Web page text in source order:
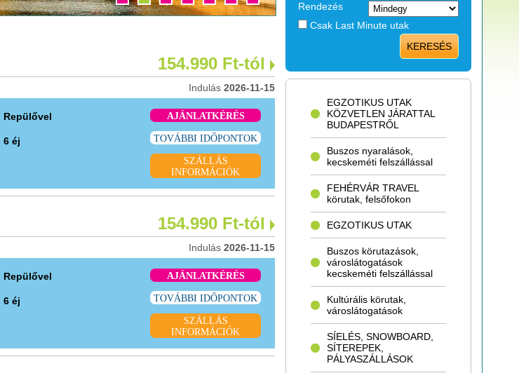
154.990 Ft-tól
Indulás 2026-11-15
Repülővel
6 éj
AJÁNLATKÉRÉS
TOVÁBBI IDŐPONTOK
SZÁLLÁS
INFORMÁCIÓK
154.990 Ft-tól
Indulás 2026-11-15
Repülővel
6 éj
AJÁNLATKÉRÉS
TOVÁBBI IDŐPONTOK
SZÁLLÁS
INFORMÁCIÓK
Rendezés
Csak Last Minute utak
KERESÉS
EGZOTIKUS UTAK
KÖZVETLEN JÁRATTAL
BUDAPESTRŐL
Buszos nyaralások,
kecskeméti felszállással
FEHÉRVÁR TRAVEL
körutak, felsőfokon
EGZOTIKUS UTAK
Buszos körutazások,
városlátogatások
kecskeméti felszállással
Kultúrális körutak,
városlátogatások
SÍELÉS, SNOWBOARD,
SÍTEREPEK,
PÁLYASZÁLLÁSOK